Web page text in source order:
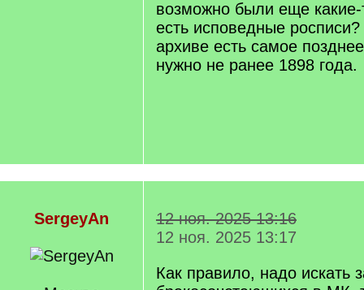
возможно были еще
есть исповедные
архиве есть самое
нужно не ранее 1898 года.
SergeyAn
12 ноя. 2025 13:16
12 ноя. 2025 13:17
Как правило, надо искать